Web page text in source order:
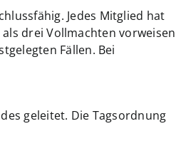
Jedes Mitglied hat
drei Vollmachten vorweisen
Fällen. Bei
geleitet. Die Tagsordnung